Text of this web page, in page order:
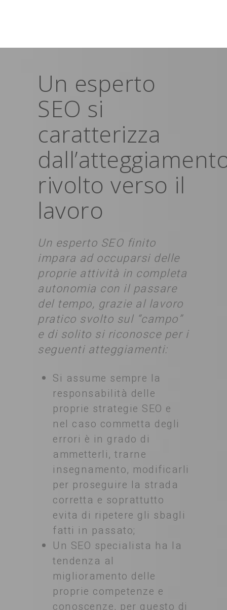
Un esperto
SEO si
caratterizza
rivolto verso il
lavoro
Un esperto SEO finito
impara ad occuparsi delle
proprie attività in completa
autonomia con il passare
del tempo, grazie al lavoro
pratico svolto sul “campo”
e di solito si riconosce per i
seguenti atteggiamenti:
Si assume sempre la
responsabilità delle
proprie strategie SEO e
nel caso commetta degli
errori è in grado di
ammetterli, trarne
insegnamento, modificarli
per proseguire la strada
corretta e soprattutto
evita di ripetere gli sbagli
fatti in passato;
Un SEO specialista ha la
tendenza al
miglioramento delle
proprie competenze e
conoscenze, per questo di